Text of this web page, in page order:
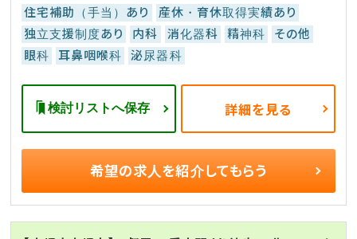
住宅補助（手当）あり
産休・育休取得実績あり
独立支援制度あり
内科 消化器科 精神科
その他
眼科
耳鼻咽喉科 泌尿器科
検討リストへ保存 詳細を見る
希望の求人を紹介してもらう